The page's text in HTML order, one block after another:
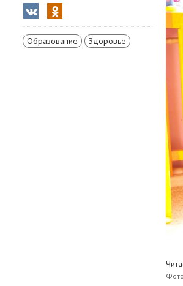
Образование Здоровье